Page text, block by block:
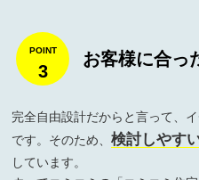
3
お客様に合っ
完全自由設計だからと言って、
です。そのため、検討しやす
しています。